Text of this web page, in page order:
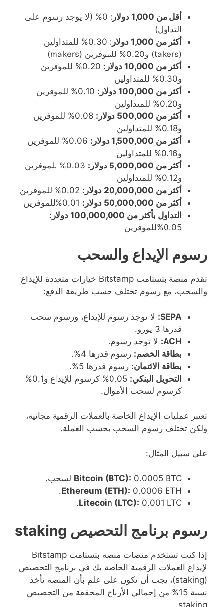
أقل من 1,000 دولار:
0% (لا يوجد رسوم على
التداول)
أكثر من 1,000 دولار:
0.30% للمتداولين
(takers) و0.20% للموفرين (makers)
أكثر من 10,000 دولار:
0.20% للموفرين
و0.30% للمتداولين
أكثر من 100,000 دولار:
0.10% للموفرين
و0.20% للمتداولين
أكثر من 500,000 دولار:
0.08% للموفرين
و0.18% للمتداولين
أكثر من 1,500,000 دولار:
0.06% للموفرين
و0.16% للمتداولين
أكثر من 5,000,000 دولار:
0.03% للموفرين
و0.12% للمتداولين
أكثر من 20,000,000 دولار:
أكثر من 50,000,000 دولار:
التداول بأكثر من 100,000,000 دولار:
0.05%للموفرين
رسوم الإيداع والسحب
تقدم منصة بتستامب Bitstamp خيارات متعددة للإيداع
والسحب، مع رسوم تختلف حسب طريقة الدفع:
SEPA: لا توجد رسوم للإيداع، ورسوم سحب
قدرها 3 يورو.
ACH:
لا توجد رسوم.
بطاقة الخصم: رسوم قدرها 4%.
بطاقة الائتمان: رسوم قدرها 5%.
التحويل البنكي:
0.05% كرسوم للإيداع و0.1%
كرسوم لسحب الأموال.
تعتبر عمليات الإيداع الخاصة بالعملات الرقمية مجانية،
ولكن تختلف رسوم السحب بحسب العملة.
على سبيل المثال:
Bitcoin (BTC): 0.0005 BTC لسحب.
Ethereum (ETH): 0.0006 ETH.
Litecoin (LTC): 0.001 LTC.
رسوم برنامج التحصيص staking
إذا كنت تستخدم منصات منصة بتستامب Bitstamp
لإيداع العملات الرقمية الخاصة بك في برنامج التحصيص
(staking)، يجب أن تكون على علم بأن المنصة تأخذ
نسبة 15% من إجمالي الأرباح المحققة من التحصيص
staking.